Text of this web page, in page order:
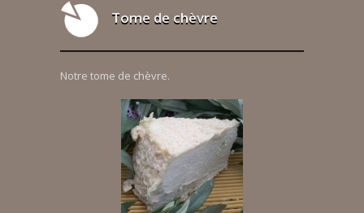
Tome de chèvre
Notre tome de chèvre.